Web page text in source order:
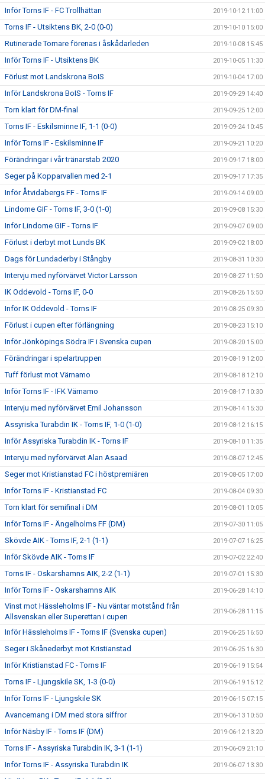
Inför Torns IF - FC Trollhättan 2019-10-12 11:00
Torns IF - Utsiktens BK, 2-0 (0-0) 2019-10-10 15:00
Rutinerade Tornare förenas i åskådarleden 2019-10-08 15:45
Inför Torns IF - Utsiktens BK 2019-10-05 11:30
Förlust mot Landskrona BoIS 2019-10-04 17:00
Inför Landskrona BoIS - Torns IF 2019-09-29 14:40
Torn klart för DM-final 2019-09-25 12:00
Torns IF - Eskilsminne IF, 1-1 (0-0) 2019-09-24 10:45
Inför Torns IF - Eskilsminne IF 2019-09-21 10:20
Förändringar i vår tränarstab 2020 2019-09-17 18:00
Seger på Kopparvallen med 2-1 2019-09-17 17:35
Inför Åtvidabergs FF - Torns IF 2019-09-14 09:00
Lindome GIF - Torns IF, 3-0 (1-0) 2019-09-08 15:30
Inför Lindome GIF - Torns IF 2019-09-07 09:00
Förlust i derbyt mot Lunds BK 2019-09-02 18:00
Dags för Lundaderby i Stångby 2019-08-31 10:30
Intervju med nyförvärvet Victor Larsson 2019-08-27 11:50
IK Oddevold - Torns IF, 0-0 2019-08-26 15:50
Inför IK Oddevold - Torns IF 2019-08-25 09:30
Förlust i cupen efter förlängning 2019-08-23 15:10
Inför Jönköpings Södra IF i Svenska cupen 2019-08-20 15:00
Förändringar i spelartruppen 2019-08-19 12:00
Tuff förlust mot Värnamo 2019-08-18 12:10
Inför Torns IF - IFK Värnamo 2019-08-17 10:30
Intervju med nyförvärvet Emil Johansson 2019-08-14 15:30
Assyriska Turabdin IK - Torns IF, 1-0 (1-0) 2019-08-12 16:15
Inför Assyriska Turabdin IK - Torns IF 2019-08-10 11:35
Intervju med nyförvärvet Alan Asaad 2019-08-07 12:45
Seger mot Kristianstad FC i höstpremiären 2019-08-05 17:00
Inför Torns IF - Kristianstad FC 2019-08-04 09:30
Torn klart för semifinal i DM 2019-08-01 10:05
Inför Torns IF - Ängelholms FF (DM) 2019-07-30 11:05
Skövde AIK - Torns IF, 2-1 (1-1) 2019-07-07 16:25
Inför Skövde AIK - Torns IF 2019-07-02 22:40
Torns IF - Oskarshamns AIK, 2-2 (1-1) 2019-07-01 15:30
Inför Torns IF - Oskarshamns AIK 2019-06-28 14:10
Vinst mot Hässleholms IF - Nu väntar motstånd från
Allsvenskan eller Superettan i cupen
2019-06-28 11:15
Inför Hässleholms IF - Torns IF (Svenska cupen) 2019-06-25 16:50
Seger i Skånederbyt mot Kristianstad 2019-06-25 16:30
Inför Kristianstad FC - Torns IF 2019-06-19 15:54
Torns IF - Ljungskile SK, 1-3 (0-0) 2019-06-19 15:12
Inför Torns IF - Ljungskile SK 2019-06-15 07:15
Avancemang i DM med stora siffror 2019-06-13 10:50
Inför Näsby IF - Torns IF (DM) 2019-06-12 13:20
Torns IF - Assyriska Turabdin IK, 3-1 (1-1) 2019-06-09 21:10
Inför Torns IF - Assyriska Turabdin IK 2019-06-07 13:30